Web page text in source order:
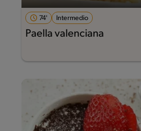
74' Intermedio
Paella valenciana